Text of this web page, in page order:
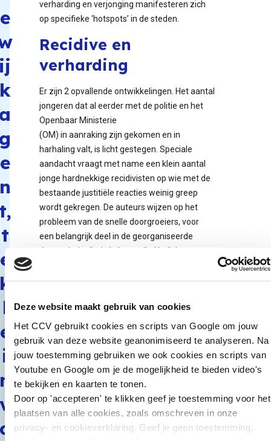
Deze website maakt gebruik van cookies
Het CCV gebruikt cookies en scripts van Google om jouw
gebruik van deze website geanonimiseerd te analyseren. Na
jouw toestemming gebruiken we ook cookies en scripts van
Youtube en Google om je de mogelijkheid te bieden video's
te bekijken en kaarten te tonen.
Door op 'accepteren' te klikken geef je toestemming voor het
plaatsen van alle cookies, zoals omschreven in onze
privacy- en cookieverklaring. Geef je geen toestemming,
e
e
t
e
l
e
i
v
verharding en verjonging manifesteren zich
op specifieke ‘hotspots’ in de steden.
Recidive en
verharding
Er zijn 2 opvallende ontwikkelingen. Het aantal
jongeren dat al eerder met de politie en het
Openbaar Ministerie
(OM) in aanraking zijn gekomen en in
harhaling valt, is licht gestegen. Speciale
aandacht vraagt met name een klein aantal
jonge hardnekkige recidivisten op wie met de
bestaande justitiële reacties weinig greep
wordt gekregen. De auteurs wijzen op het
probleem van de snelle doorgroeiers, voor
een belangrijk deel in de georganiseerde
drugscriminaliteit. In het artikel belichten ze
doorgroeiers, waaronder hun intelligente,
gedrag.
Een andere zorgelijke trend is die van
verharding. Deze verharding heeft met name
te maken met de drugscriminaliteit en het
(wapen)geweld dat daarbij ‘hoort’. In het
artikel gaan de auteurs in op de
betrokkenheid van jonge criminelen bij deze
trend. Ook besteden ze aandacht aan de
ontwikkeling en het (territoriale) geweld van